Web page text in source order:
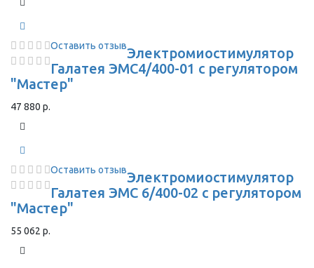
Оставить отзывЭлектромиостимулятор
Галатея ЭМС4/400-01 с регулятором
"Мастер"
47 880 р.
Оставить отзывЭлектромиостимулятор
Галатея ЭМС 6/400-02 с регулятором
"Мастер"
55 062 р.